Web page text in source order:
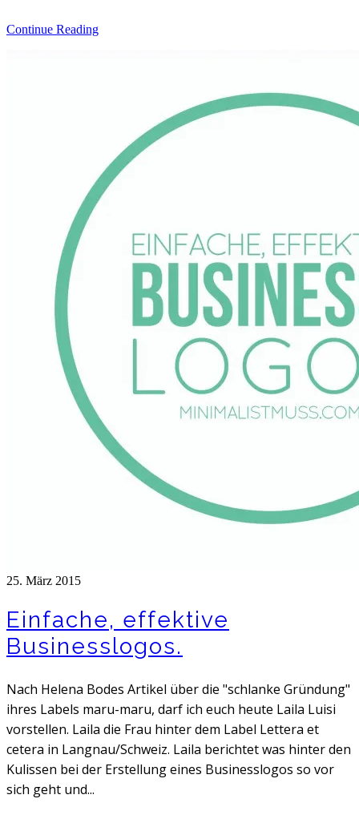
Continue Reading
25. März 2015
Einfache, effektive
Businesslogos.
Nach Helena Bodes Artikel über die "schlanke Gründung"
ihres Labels maru-maru, darf ich euch heute Laila Luisi
vorstellen. Laila die Frau hinter dem Label Lettera et
cetera in Langnau/Schweiz. Laila berichtet was hinter den
Kulissen bei der Erstellung eines Businesslogos so vor
sich geht und...